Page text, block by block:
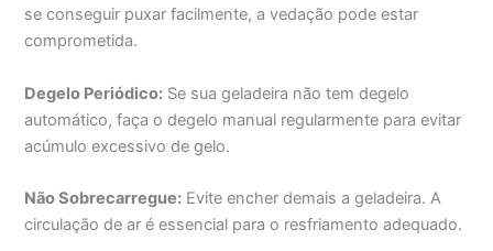
se conseguir puxar facilmente, a vedação pode estar
comprometida.
Degelo Periódico: Se sua geladeira não tem degelo
automático, faça o degelo manual regularmente para evitar
acúmulo excessivo de gelo.
Não Sobrecarregue: Evite encher demais a geladeira. A
circulação de ar é essencial para o resfriamento adequado.